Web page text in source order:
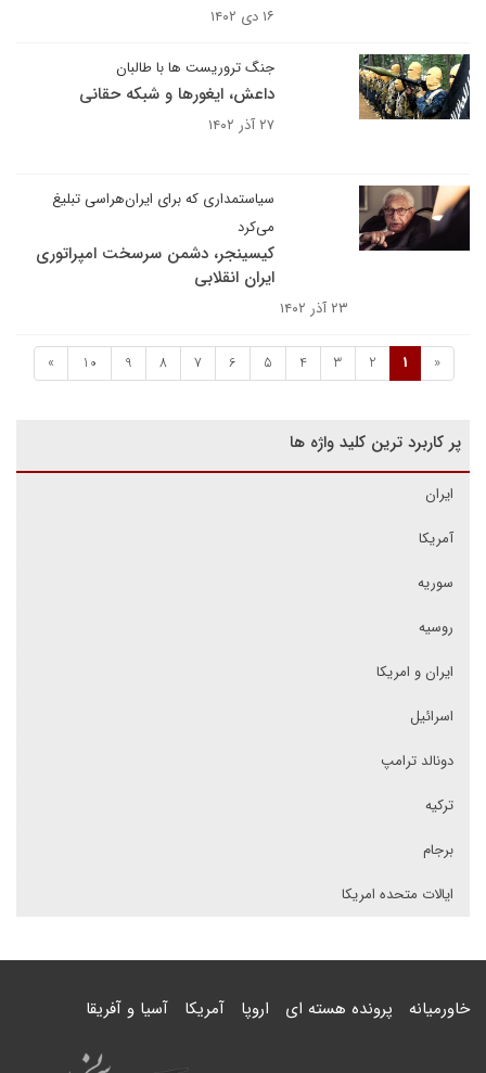
۱۶ دی ۱۴۰۲
جنگ تروریست ها با طالبان
داعش، ایغورها و شبکه حقانی
۲۷ آذر ۱۴۰۲
سیاستمداری که برای ایران‌هراسی تبلیغ
می‌کرد
کیسینجر، دشمن سرسخت امپراتوری
ایران انقلابی
۲۳ آذر ۱۴۰۲
«
1
2
3
4
5
6
7
8
9
10
»
پر کاربرد ترین کلید واژه ها
ایران
آمریکا
سوریه
روسیه
ایران و امریکا
اسرائیل
دونالد ترامپ
ترکیه
برجام
ایالات متحده امریکا
خاورمیانه پرونده هسته ای اروپا آمریکا آسیا و آفریقا